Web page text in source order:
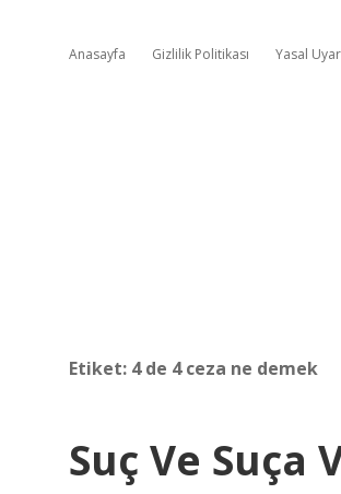
Anasayfa Gizlilik Politikası Yasal
Etiket: 4 de 4 ceza ne demek
Suç Ve Suça